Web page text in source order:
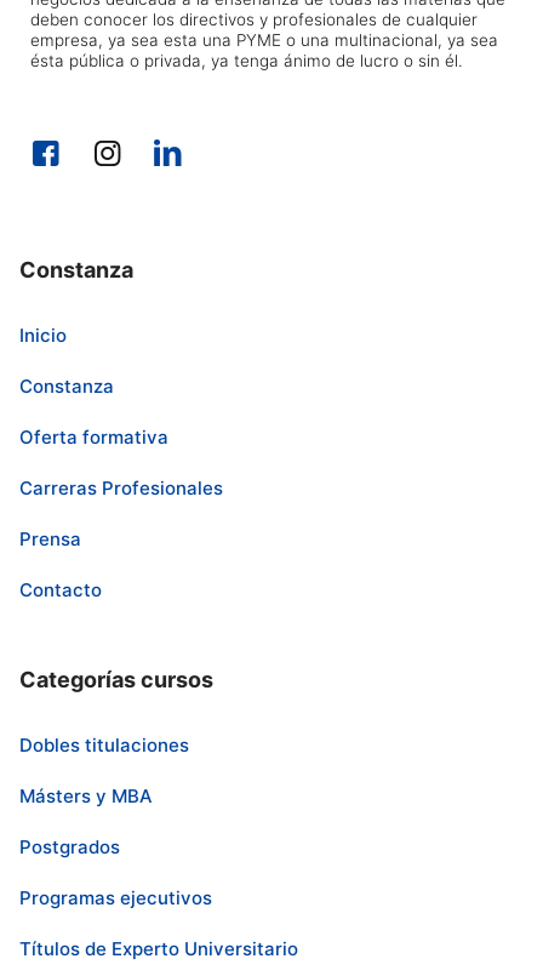
deben conocer los directivos y profesionales de cualquier
empresa, ya sea esta una PYME o una multinacional, ya sea
ésta pública o privada, ya tenga ánimo de lucro o sin él.
Constanza
Inicio
Constanza
Oferta formativa
Carreras Profesionales
Prensa
Contacto
Categorías cursos
Dobles titulaciones
Másters y MBA
Postgrados
Programas ejecutivos
Títulos de Experto Universitario